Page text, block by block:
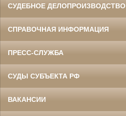
СУДЕБНОЕ ДЕЛОПРОИЗВОДСТВО
СПРАВОЧНАЯ ИНФОРМАЦИЯ
ПРЕСС-СЛУЖБА
СУДЫ СУБЪЕКТА РФ
ВАКАНСИИ